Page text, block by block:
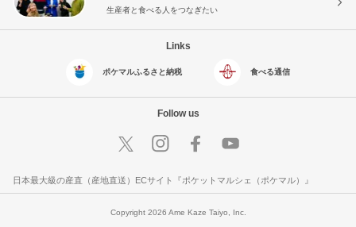
生産者と食べる人をつなぎたい
Links
ポケマルふるさと納税 食べる通信
Follow us
日本最大級の産直（産地直送）ECサイト『ポケットマルシェ（ポケマル）』
Copyright 2026 Ame Kaze Taiyo, Inc.